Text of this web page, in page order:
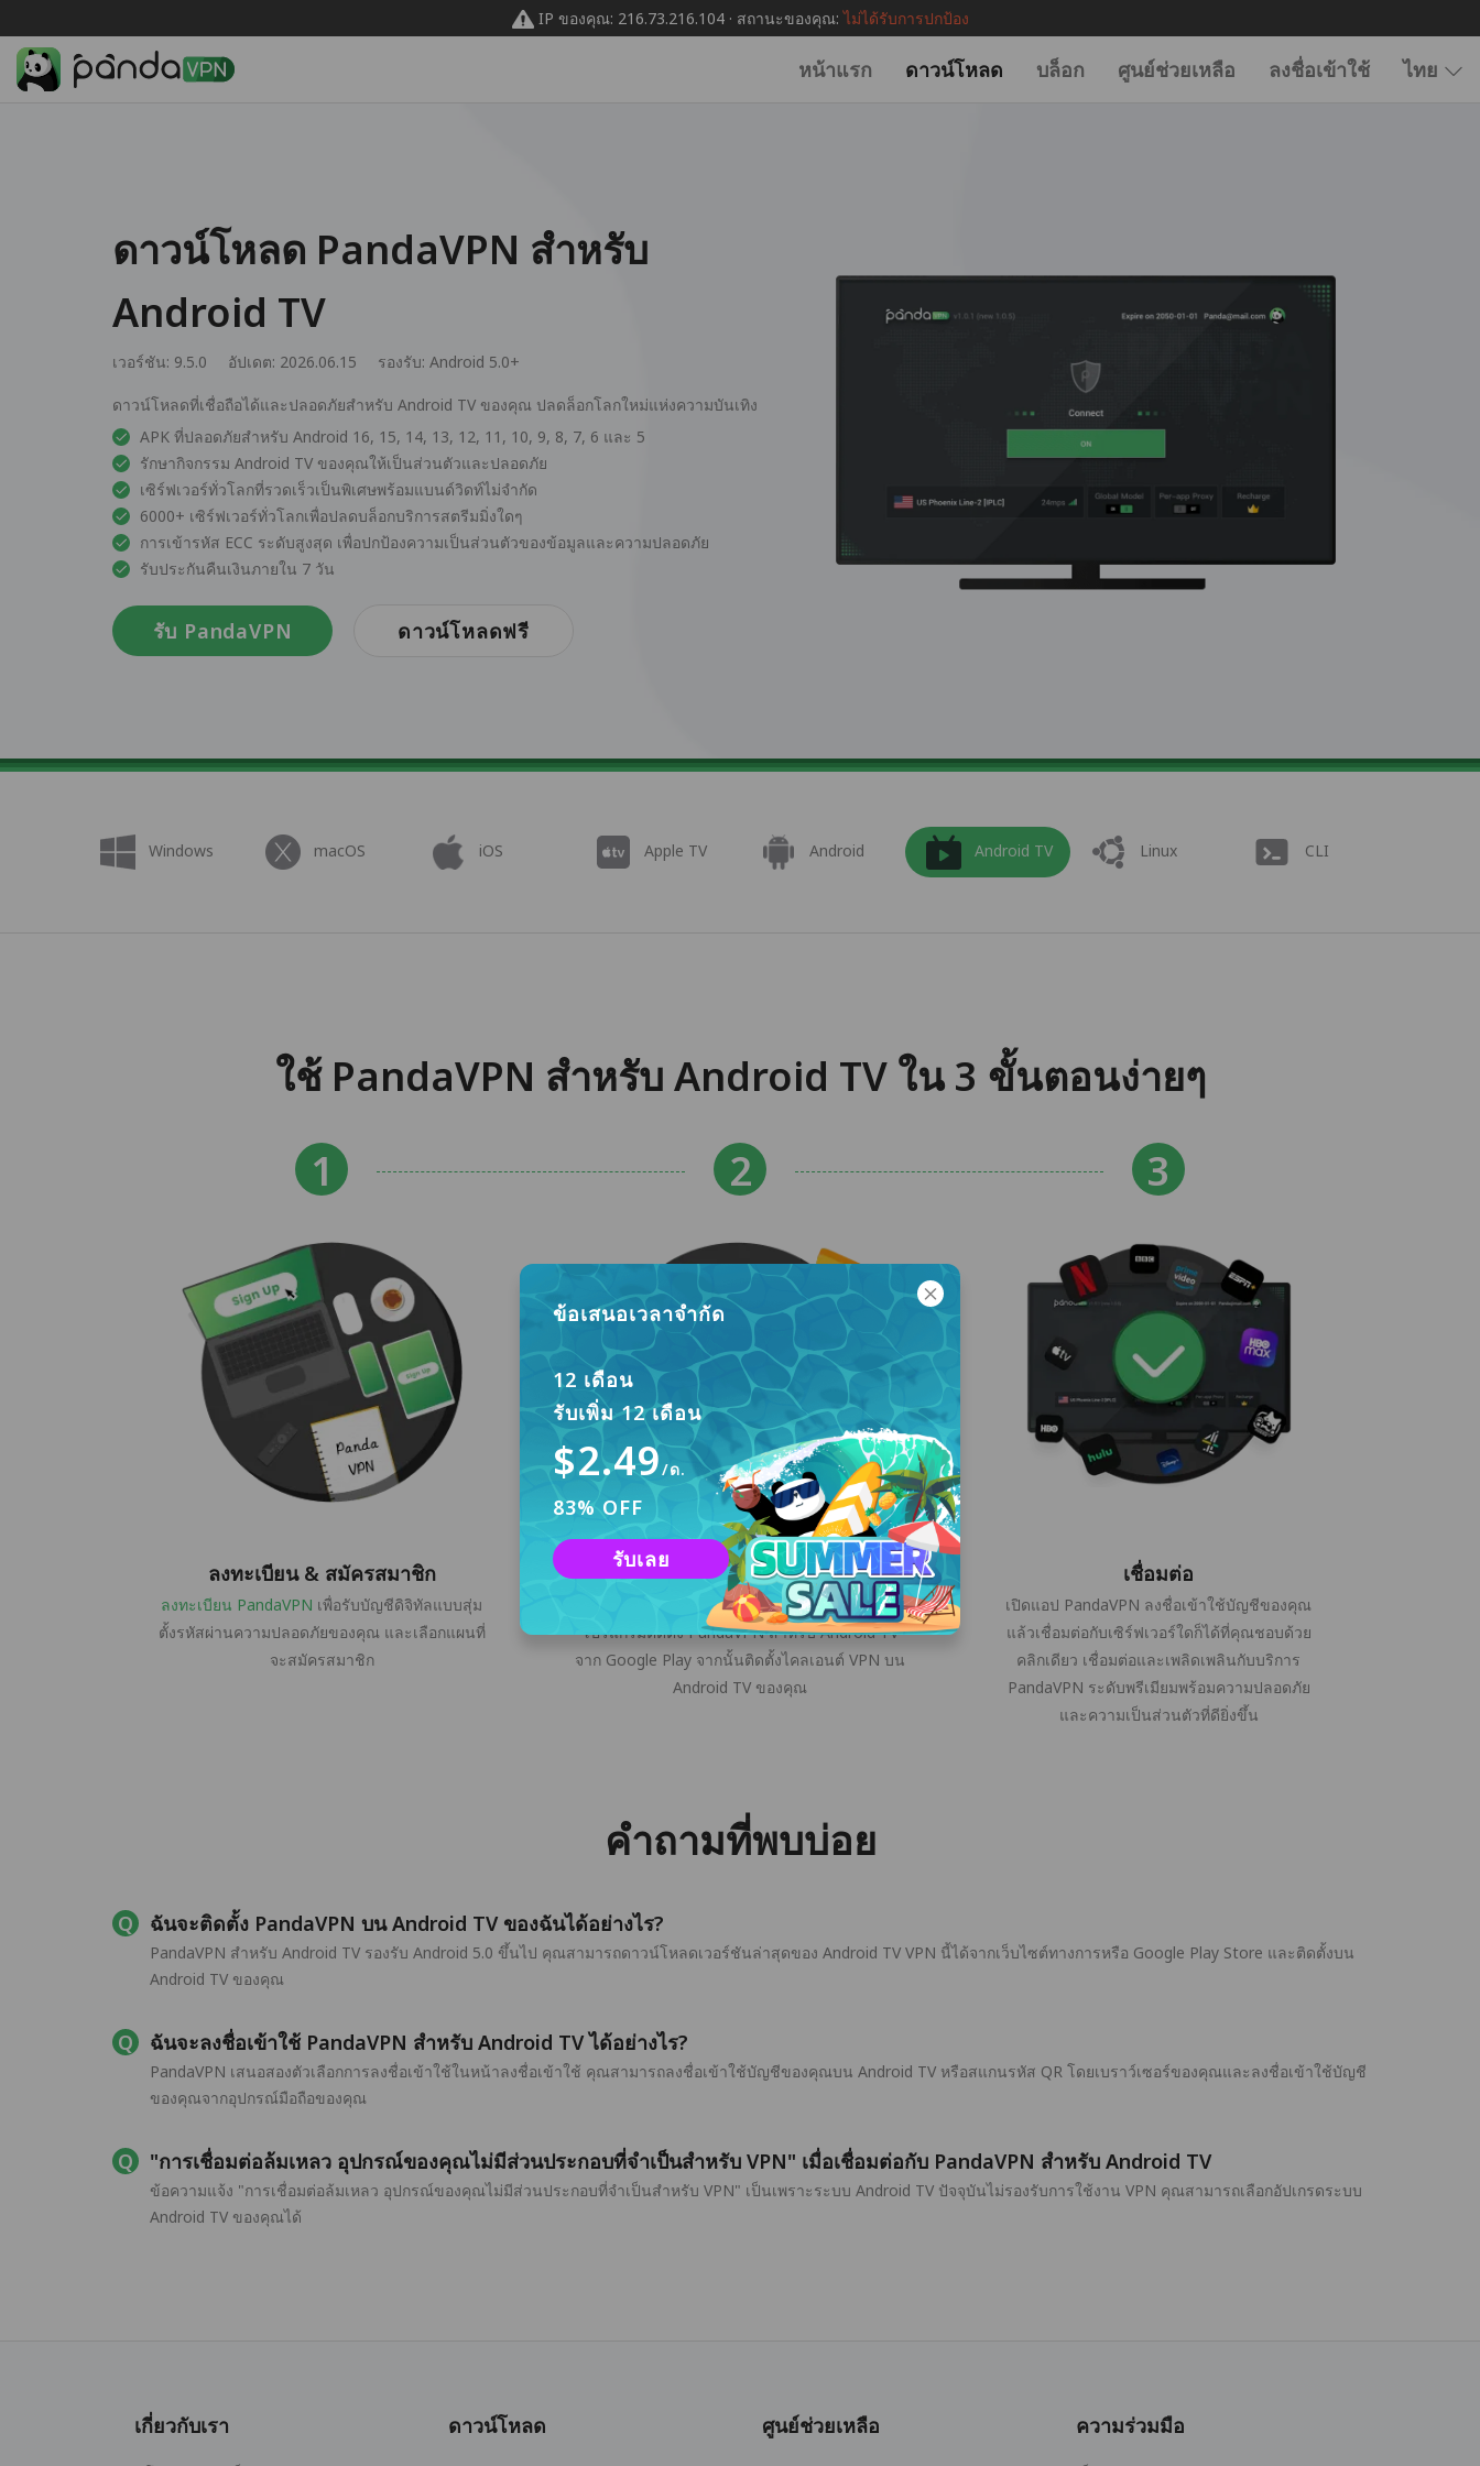
IP ของคุณ: 216.73.216.104 · สถานะของคุณ:ไม่ได้รับการปกป้อง
หน้าแรก ดาวน์โหลด บล็อก ศูนย์ช่วยเหลือ ลงชื่อเข้าใช้ ไทย
ดาวน์โหลด PandaVPN สำหรับ
Android TV
เวอร์ชัน: 9.5.0 อัปเดต: 2026.06.15 รองรับ: Android 5.0+
ดาวน์โหลดที่เชื่อถือได้และปลอดภัยสำหรับ Android TV ของคุณ ปลดล็อกโลกใหม่แห่งความบันเทิง
APK ที่ปลอดภัยสำหรับ Android 16, 15, 14, 13, 12, 11, 10, 9, 8, 7, 6 และ 5
รักษากิจกรรม Android TV ของคุณให้เป็นส่วนตัวและปลอดภัย
เซิร์ฟเวอร์ทั่วโลกที่รวดเร็วเป็นพิเศษพร้อมแบนด์วิดท์ไม่จำกัด
6000+ เซิร์ฟเวอร์ทั่วโลกเพื่อปลดบล็อกบริการสตรีมมิ่งใดๆ
การเข้ารหัส ECC ระดับสูงสุด เพื่อปกป้องความเป็นส่วนตัวของข้อมูลและความปลอดภัย
รับประกันคืนเงินภายใน 7 วัน
รับ PandaVPN ดาวน์โหลดฟรี
Windows macOS iOS Apple TV Android Android TV Linux CLI
ใช้ PandaVPN สำหรับ Android TV ใน 3 ขั้นตอนง่ายๆ
ลงทะเบียน & สมัครสมาชิก
ลงทะเบียน PandaVPN เพื่อรับบัญชีดิจิทัลแบบสุ่ม
ตั้งรหัสผ่านความปลอดภัยของคุณ และเลือกแผนที่
จะสมัครสมาชิก
ดาวน์โหลด & ติดตั้ง
คลิกปุ่ม "ดาวน์โหลดฟรี" หรือดาวน์โหลด
โปรแกรมติดตั้ง PandaVPN สำหรับ Android TV
จาก Google Play จากนั้นติดตั้งไคลเอนต์ VPN บน
Android TV ของคุณ
เชื่อมต่อ
เปิดแอป PandaVPN ลงชื่อเข้าใช้บัญชีของคุณ
แล้วเชื่อมต่อกับเซิร์ฟเวอร์ใดก็ได้ที่คุณชอบด้วย
คลิกเดียว เชื่อมต่อและเพลิดเพลินกับบริการ
PandaVPN ระดับพรีเมียมพร้อมความปลอดภัย
และความเป็นส่วนตัวที่ดียิ่งขึ้น
คำถามที่พบบ่อย
ฉันจะติดตั้ง PandaVPN บน Android TV ของฉันได้อย่างไร?
PandaVPN สำหรับ Android TV รองรับ Android 5.0 ขึ้นไป คุณสามารถดาวน์โหลดเวอร์ชันล่าสุดของ Android TV VPN นี้ได้จากเว็บไซต์ทางการหรือ Google Play Store และติดตั้งบน
Android TV ของคุณ
ฉันจะลงชื่อเข้าใช้ PandaVPN สำหรับ Android TV ได้อย่างไร?
PandaVPN เสนอสองตัวเลือกการลงชื่อเข้าใช้ในหน้าลงชื่อเข้าใช้ คุณสามารถลงชื่อเข้าใช้บัญชีของคุณบน Android TV หรือสแกนรหัส QR โดยเบราว์เซอร์ของคุณและลงชื่อเข้าใช้บัญชี
ของคุณจากอุปกรณ์มือถือของคุณ
"การเชื่อมต่อล้มเหลว อุปกรณ์ของคุณไม่มีส่วนประกอบที่จำเป็นสำหรับ VPN" เมื่อเชื่อมต่อกับ PandaVPN สำหรับ Android TV
ข้อความแจ้ง "การเชื่อมต่อล้มเหลว อุปกรณ์ของคุณไม่มีส่วนประกอบที่จำเป็นสำหรับ VPN" เป็นเพราะระบบ Android TV ปัจจุบันไม่รองรับการใช้งาน VPN คุณสามารถเลือกอัปเกรดระบบ
Android TV ของคุณได้
ข้อเสนอเวลาจำกัด
12 เดือน
รับเพิ่ม 12 เดือน
$2.49/ด.
83% OFF
รับเลย
เกี่ยวกับเรา ดาวน์โหลด ศูนย์ช่วยเหลือ ความร่วมมือ